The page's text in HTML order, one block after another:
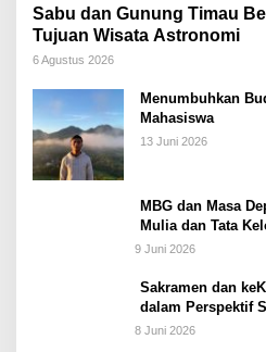
Sabu dan Gunung Timau
Tujuan Wisata Astronomi
6 Agustus 2026
Menumbuhkan
Mahasiswa
13 Juni 2026
MBG dan Masa
Mulia dan Tata
9 Juni 2026
Sakramen dan
dalam Perspektif
8 Juni 2026